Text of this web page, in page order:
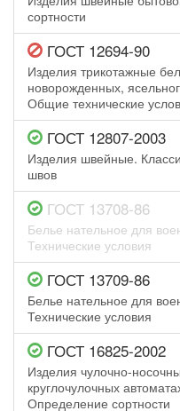
сортности
ГОСТ 12694-90
Изделия трикотажные
новорожденных,
Общие технические
ГОСТ 12807-2003
Изделия швейные.
швов
ГОСТ 13708-86
Белье нательное для
Технические условия
ГОСТ 13709-86
Белье нательное для
Технические условия
ГОСТ 16825-2002
Изделия чулочно-
круглочулочных
Определение сортности